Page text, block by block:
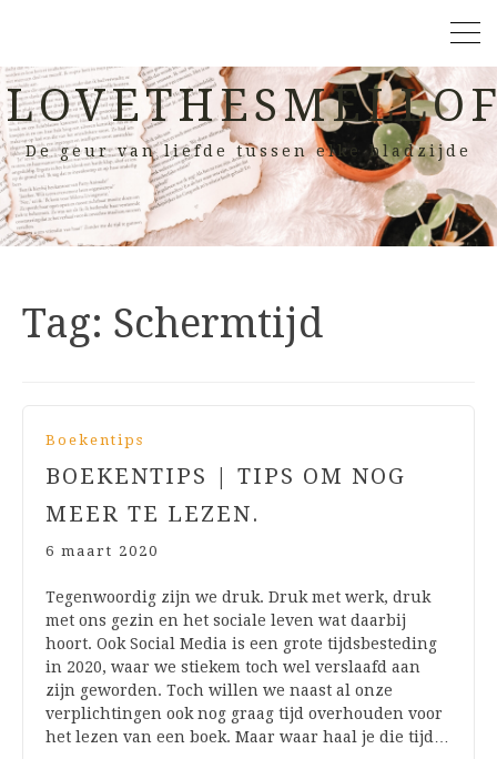
De geur van liefde tussen elke bladzijde
Tag: Schermtijd
Boekentips
BOEKENTIPS | TIPS OM NOG
MEER TE LEZEN.
6 maart 2020
Tegenwoordig zijn we druk. Druk met werk, druk
met ons gezin en het sociale leven wat daarbij
hoort. Ook Social Media is een grote tijdsbesteding
in 2020, waar we stiekem toch wel verslaafd aan
zijn geworden. Toch willen we naast al onze
verplichtingen ook nog graag tijd overhouden voor
het lezen van een boek. Maar waar haal je die tijd…